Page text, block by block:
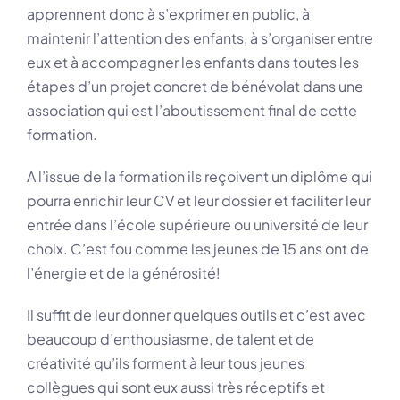
apprennent donc à s’exprimer en public, à
maintenir l’attention des enfants, à s’organiser entre
eux et à accompagner les enfants dans toutes les
étapes d’un projet concret de bénévolat dans une
association qui est l’aboutissement final de cette
formation.
A l’issue de la formation ils reçoivent un diplôme qui
pourra enrichir leur CV et leur dossier et faciliter leur
entrée dans l’école supérieure ou université de leur
choix. C’est fou comme les jeunes de 15 ans ont de
l’énergie et de la générosité!
Il suffit de leur donner quelques outils et c’est avec
beaucoup d’enthousiasme, de talent et de
créativité qu’ils forment à leur tous jeunes
collègues qui sont eux aussi très réceptifs et